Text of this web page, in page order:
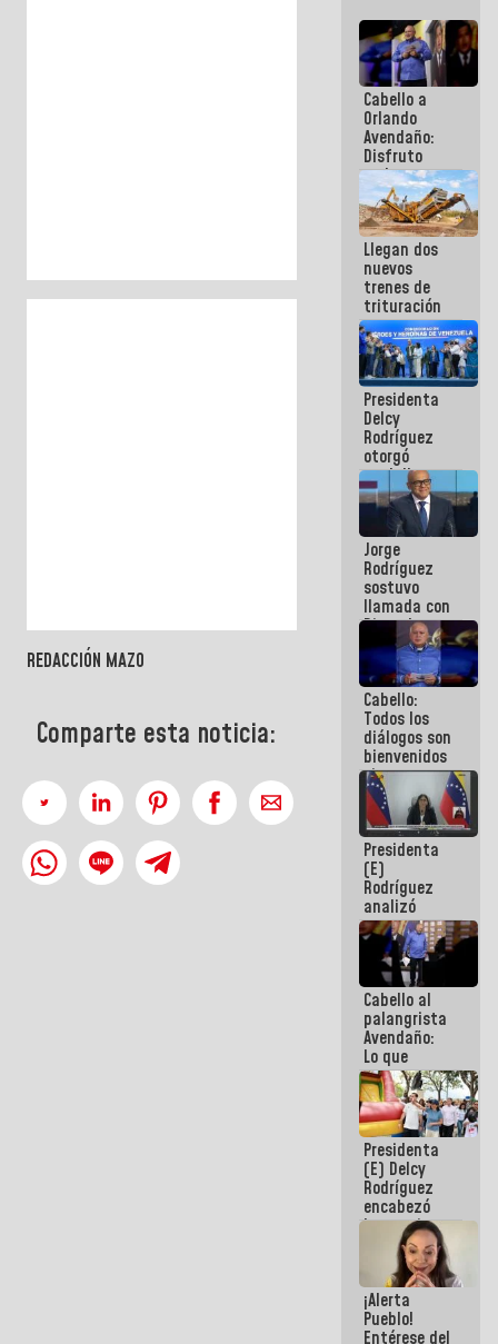
REDACCIÓN MAZO
Comparte esta noticia:
Cabello a
Orlando
Avendaño:
Disfruto
cada vez
que escribes
porque lo
que haces
es
embarrarla
Llegan dos
nuevos
trenes de
trituración
para
optimizar
manejo de
escombros
en La Guaira
Presidenta
Delcy
Rodríguez
otorgó
medalla
"Héroe de
Venezuela"
a servidores
públicos
Jorge
Rodríguez
sostuvo
llamada con
Dinorah
Figuera y
acuerdan
primer
encuentro
presencial
para el
diálogo
Cabello:
Todos los
diálogos son
bienvenidos
siempre que
estén en el
marco de la
Constitución
de la
República
Presidenta
(E)
Rodríguez
analizó
junto a
gobernadores
planes de
recuperación
del Sistema
Eléctrico
Nacional
Cabello al
palangrista
Avendaño:
Lo que
vayas a
escribir
hazlo hoy
por que no
sabemos si
la semana
que viene
hay
programa
Presidenta
(E) Delcy
Rodríguez
encabezó
lanzamiento
del Plan
Nacional de
Recreación
Vacacional
¡Alerta
Pueblo!
Entérese del